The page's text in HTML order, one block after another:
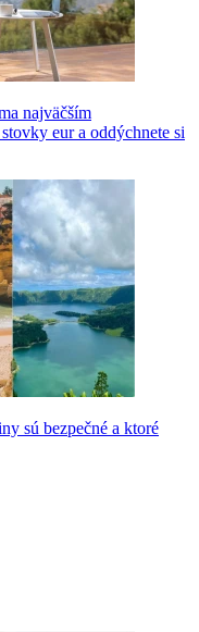
najväčším
eur a oddýchnete si
sú bezpečné a ktoré